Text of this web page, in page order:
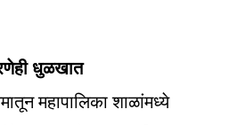
धुळखात
महापालिका शाळांमध्ये